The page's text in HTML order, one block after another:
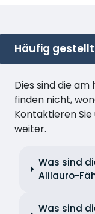
Häufig
Dies sind die
finden nicht,
Kontaktieren
weiter.
Was sind
Alilauro-
Was sind